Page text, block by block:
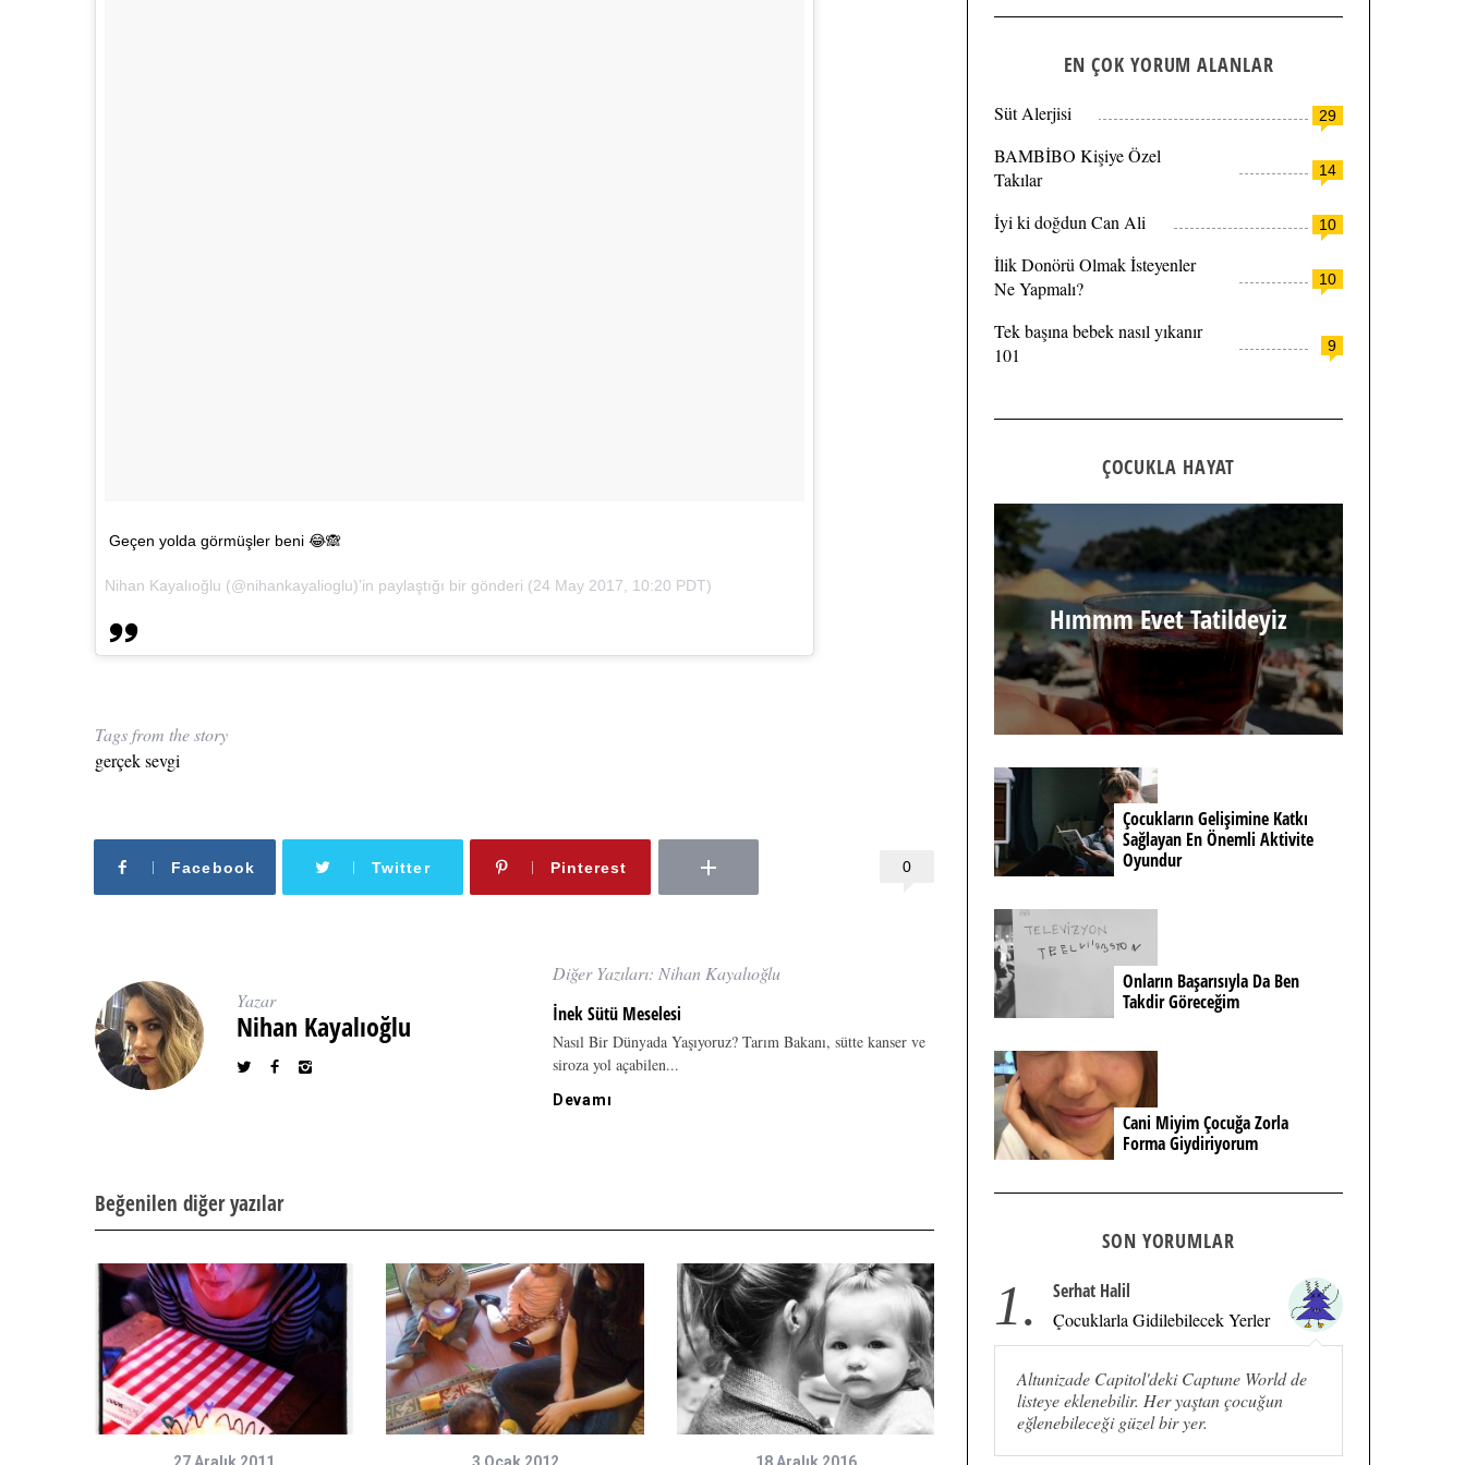
Geçen yolda görmüşler beni 😂🙈
Nihan Kayalıoğlu (@nihankayalioglu)’in paylaştığı bir gönderi (24 May 2017, 10:20 PDT)
Tags from the story
gerçek sevgi
0
Facebook Twitter Pinterest
Yazar
Nihan Kayalıoğlu
Diğer Yazıları: Nihan Kayalıoğlu
İnek Sütü Meselesi
Nasıl Bir Dünyada Yaşıyoruz? Tarım Bakanı, sütte kanser ve
siroza yol açabilen...
Devamı
Beğenilen diğer yazılar
27 Aralık 2011 3 Ocak 2012 18 Aralık 2016
EN ÇOK YORUM ALANLAR
29
Süt Alerjisi
14
BAMBİBO Kişiye Özel
Takılar
10
İyi ki doğdun Can Ali
10
İlik Donörü Olmak İsteyenler
Ne Yapmalı?
9
Tek başına bebek nasıl yıkanır
101
ÇOCUKLA HAYAT
Hımmm Evet Tatildeyiz
Çocukların Gelişimine Katkı
Sağlayan En Önemli Aktivite
Oyundur
Onların Başarısıyla Da Ben
Takdir Göreceğim
Cani Miyim Çocuğa Zorla
Forma Giydiriyorum
SON YORUMLAR
1. Serhat Halil
Çocuklarla Gidilebilecek Yerler
Altunizade Capitol'deki Captune World de
listeye eklenebilir. Her yaştan çocuğun
eğlenebileceği güzel bir yer.